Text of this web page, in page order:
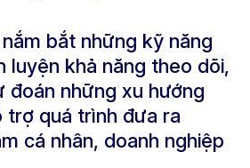
bắt những kỹ năng
luyện khả năng theo dõi,
đoán những xu hướng
trợ quá trình đưa ra
cá nhân, doanh nghiệp